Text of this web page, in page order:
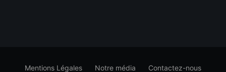
Mentions Légales Notre média Contactez-nous